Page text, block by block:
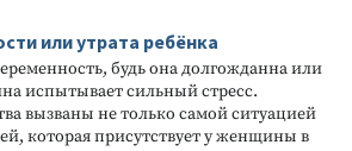
или утрата ребёнка
будь она долгожданна или
испытывает сильный стресс.
вызваны не только самой ситуацией
которая присутствует у женщины в